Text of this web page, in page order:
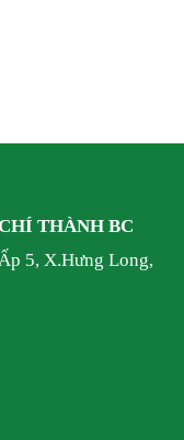
THÀNH BC
5, X.Hưng Long,